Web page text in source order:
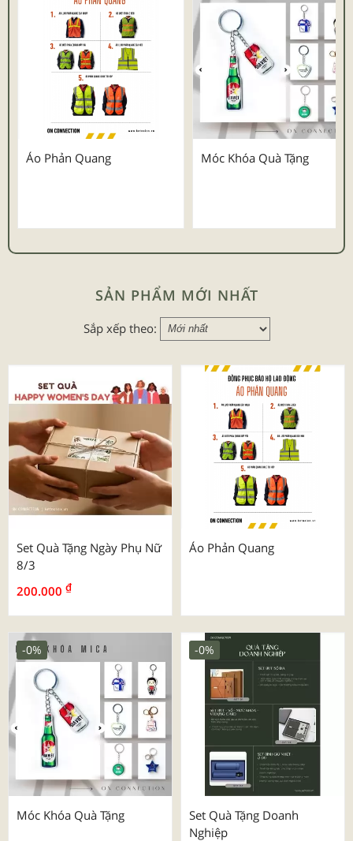
Áo Phản Quang Móc Khóa Quà Tặng
SẢN PHẨM MỚI NHẤT
Sắp xếp theo:
Set Quà Tặng Ngày Phụ Nữ
8/3
200.000 ₫
Áo Phản Quang
Móc Khóa Quà Tặng
-0%
Set Quà Tặng Doanh
Nghiệp
-0%